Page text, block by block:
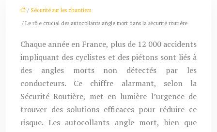
/ Sécurité sur les chantiers
/ Le rôle crucial des autocollants angle mort dans la sécurité routière
Chaque année en France, plus de 12 000 accidents
impliquant des cyclistes et des piétons sont liés à
des angles morts non détectés par les
conducteurs. Ce chiffre alarmant, selon la
Sécurité Routière, met en lumière l’urgence de
trouver des solutions efficaces pour réduire ce
risque. Les autocollants angle mort, bien que